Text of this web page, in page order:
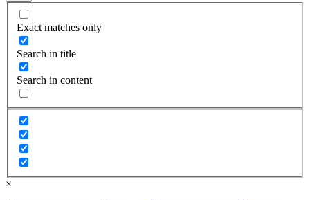
Exact matches only
Search in title
Search in content
×